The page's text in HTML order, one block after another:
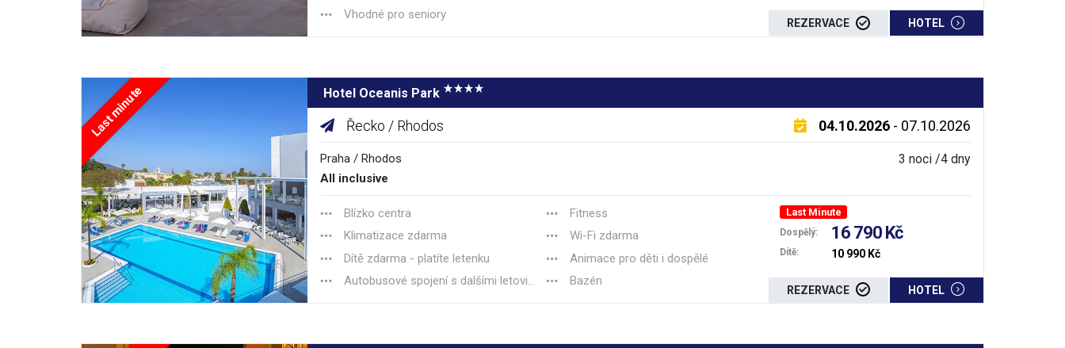
Vhodné pro seniory
REZERVACE HOTEL
Last minute Hotel Oceanis Park
Řecko / Rhodos 04.10.2026 - 07.10.2026
3 noci /4 dny
Praha / Rhodos
All inclusive
Blízko centra
Fitness
Klimatizace zdarma
Wi-Fi zdarma
Dítě zdarma - platíte letenku
Animace pro děti i dospělé
Autobusové spojení s dalšími letovisky
Bazén
Last Minute
Dospělý: 16 790 Kč
Dítě: 10 990 Kč
REZERVACE HOTEL